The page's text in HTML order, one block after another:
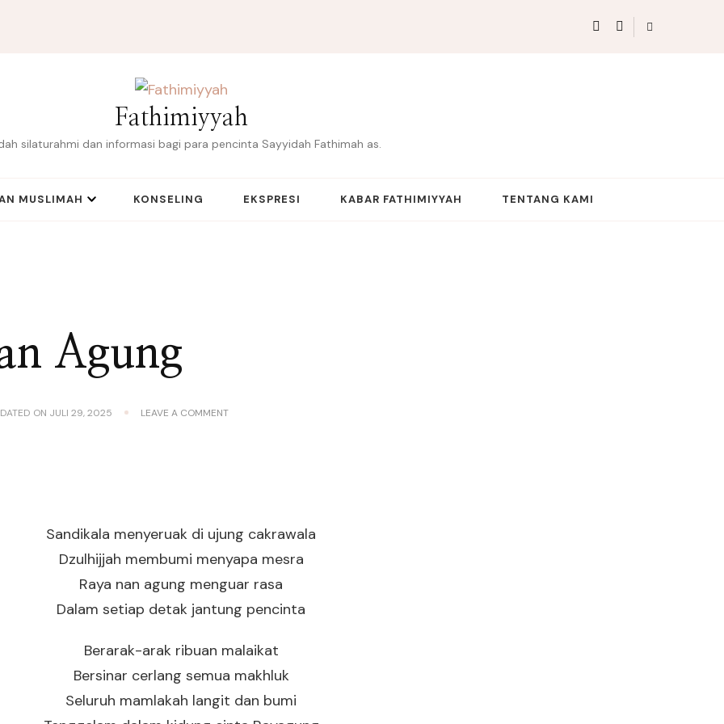
Fathimiyyah
silaturahmi dan informasi bagi para pencinta Sayyidah Fathimah as.
MUSLIMAH KONSELING EKSPRESI KABAR FATHIMIYYAH TENTANG KAMI
Agung
ON JULI 29, 2025 LEAVE A COMMENTON
Sandikala menyeruak di ujung cakrawala
Dzulhijjah membumi menyapa mesra
Raya nan agung menguar rasa
Dalam setiap detak jantung pencinta
Berarak-arak ribuan malaikat
Bersinar cerlang semua makhluk
Seluruh mamlakah langit dan bumi